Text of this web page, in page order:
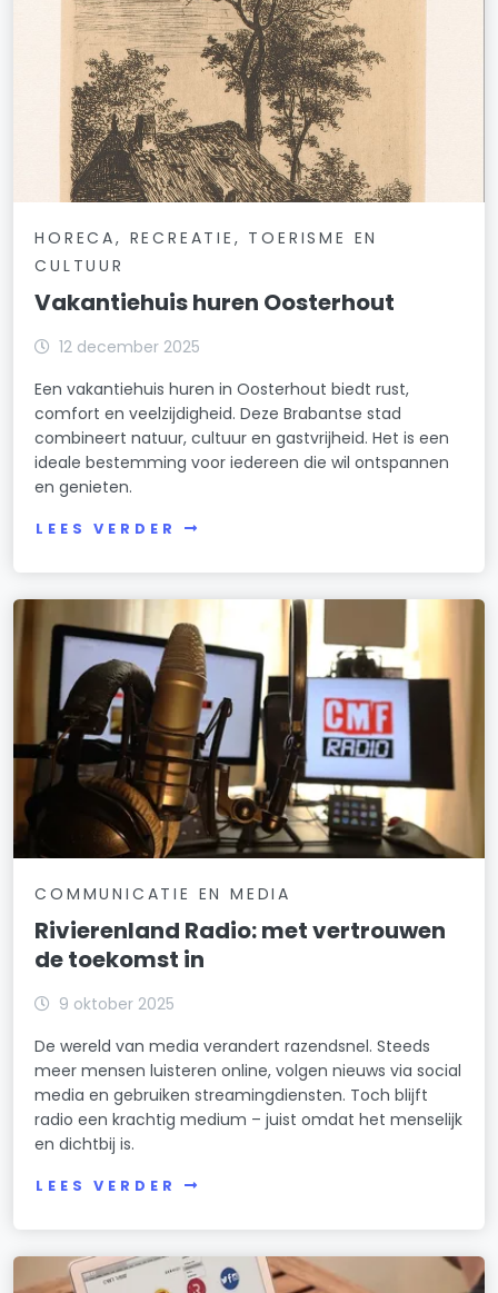
HORECA, RECREATIE, TOERISME EN
CULTUUR
Vakantiehuis huren Oosterhout
12 december 2025
Een vakantiehuis huren in Oosterhout biedt rust,
comfort en veelzijdigheid. Deze Brabantse stad
combineert natuur, cultuur en gastvrijheid. Het is een
ideale bestemming voor iedereen die wil ontspannen
en genieten.
LEES VERDER
COMMUNICATIE EN MEDIA
Rivierenland Radio: met vertrouwen
de toekomst in
9 oktober 2025
De wereld van media verandert razendsnel. Steeds
meer mensen luisteren online, volgen nieuws via social
media en gebruiken streamingdiensten. Toch blijft
radio een krachtig medium – juist omdat het menselijk
en dichtbij is.
LEES VERDER